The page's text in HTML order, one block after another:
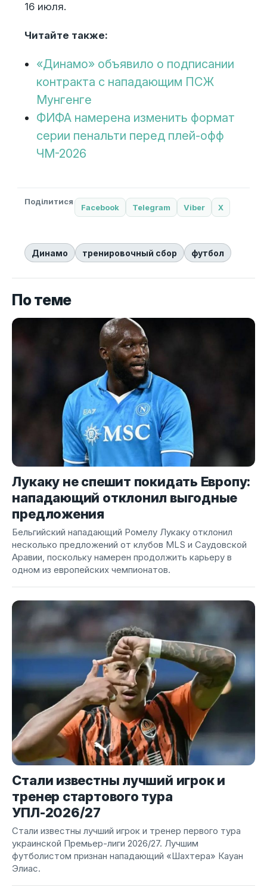
16 июля.
Читайте также:
«Динамо» объявило о подписании
контракта с нападающим ПСЖ
Мунгенге
ФИФА намерена изменить формат
серии пенальти перед плей-офф
ЧМ-2026
Поділитися
Facebook Telegram Viber X
Динамо тренировочный сбор футбол
По теме
Лукаку не спешит покидать Европу:
нападающий отклонил выгодные
предложения
Бельгийский нападающий Ромелу Лукаку отклонил
несколько предложений от клубов MLS и Саудовской
Аравии, поскольку намерен продолжить карьеру в
одном из европейских чемпионатов.
Стали известны лучший игрок и
тренер стартового тура
УПЛ-2026/27
Стали известны лучший игрок и тренер первого тура
украинской Премьер-лиги 2026/27. Лучшим
футболистом признан нападающий «Шахтера» Кауан
Элиас.